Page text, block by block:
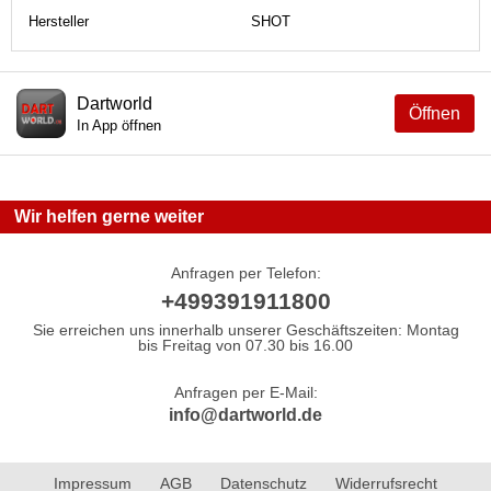
Hersteller
SHOT
Öffnen
Dartworld
In App öffnen
Wir helfen gerne weiter
Anfragen per Telefon:
+499391911800
Sie erreichen uns innerhalb unserer Geschäftszeiten: Montag
bis Freitag von 07.30 bis 16.00
Anfragen per E-Mail:
info@dartworld.de
Impressum AGB Datenschutz Widerrufsrecht